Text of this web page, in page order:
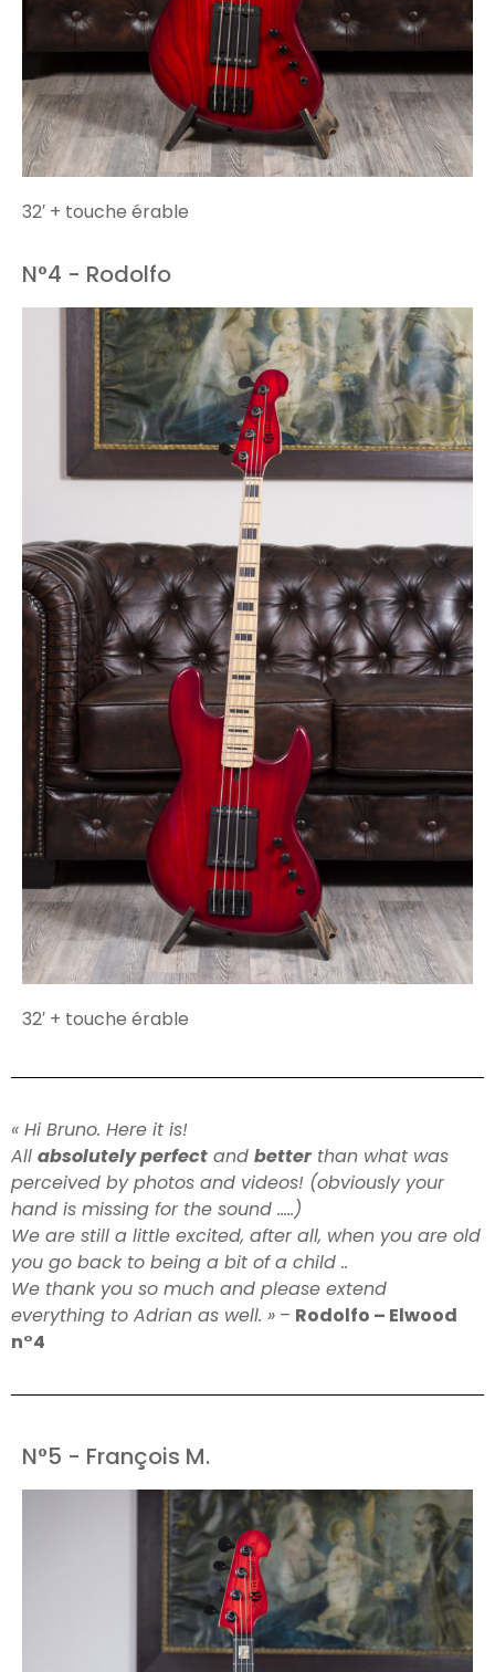
32′ + touche érable
N°4 - Rodolfo
32′ + touche érable
« Hi Bruno. Here it is!
All absolutely perfect and betterthan what was
perceived by photos and videos! (obviously your
hand is missing for the sound …..)
We are still a little excited, after all, when you are old
you go back to being a bit of a child ..
We thank you so much and please extend
everything to Adrian as well. » – Rodolfo – Elwood
n°4
N°5 - François M.